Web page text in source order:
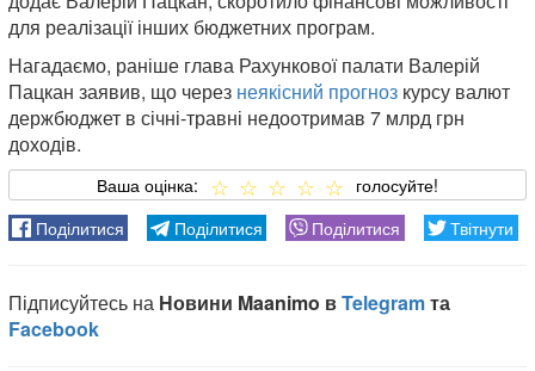
для реалізації інших бюджетних програм.
Нагадаємо, раніше глава Рахункової палати Валерій
Пацкан заявив, що через неякісний прогноз курсу валют
держбюджет в січні-травні недоотримав 7 млрд грн
доходів.